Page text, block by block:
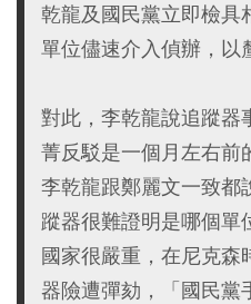
乾龍及國民黨立即檢具
單位儘速介入偵辦，以
對此，李乾龍說追蹤器
菁反駁是一個月左右前
李乾龍跟鄭麗文一致都
蹤器很難證明是哪個單
國家很嚴重，在尼克森
器險遭彈劾，「國民黨